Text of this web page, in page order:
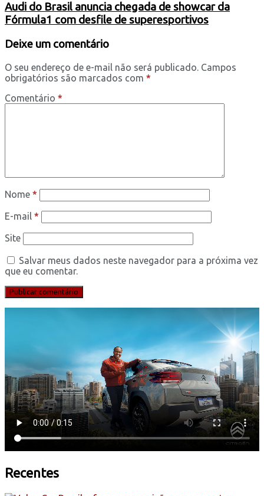
Audi do Brasil anuncia chegada de showcar da
Fórmula1 com desfile de superesportivos
Deixe um comentário
O seu endereço de e-mail não será publicado. Campos
obrigatórios são marcados com *
Comentário *
Nome *
E-mail *
Site
Salvar meus dados neste navegador para a próxima vez
que eu comentar.
Recentes